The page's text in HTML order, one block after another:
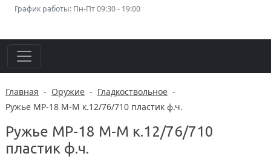
График работы: Пн-Пт 09:30 - 19:00
Главная - Оружие - Гладкоствольное -
Ружье МР-18 М-М к.12/76/710 пластик ф.ч.
Ружье МР-18 М-М к.12/76/710
пластик ф.ч.